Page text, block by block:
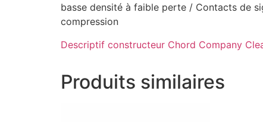
basse densité à faible perte / Contacts de
compression
Descriptif constructeur Chord Company
Produits similaires